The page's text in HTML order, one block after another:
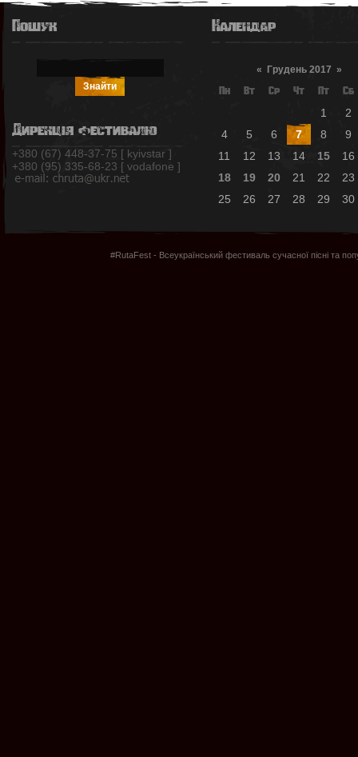
Пошук
Дирекція фестивалю
+380 (67) 448-37-75 [ kyivstar ]
+380 (95) 335-68-23 [ vodafone ]
Календар
« Грудень 2017 »
Пн Вт Ср Чт Пт Сб
1
2
4
5 6 7 8
9
11
12 13 14 15
16
18
19 20 21 22
23
25
26 27 28 29 30
#RutaFest - Всеукраїнський фестиваль сучасної пісні та